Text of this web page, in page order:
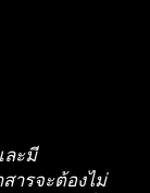
ละมี
ารจะต้องไม่